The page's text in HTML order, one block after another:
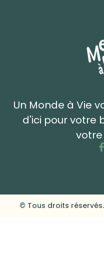
Un Monde à Vie
d'ici pour votre
© Tous droits